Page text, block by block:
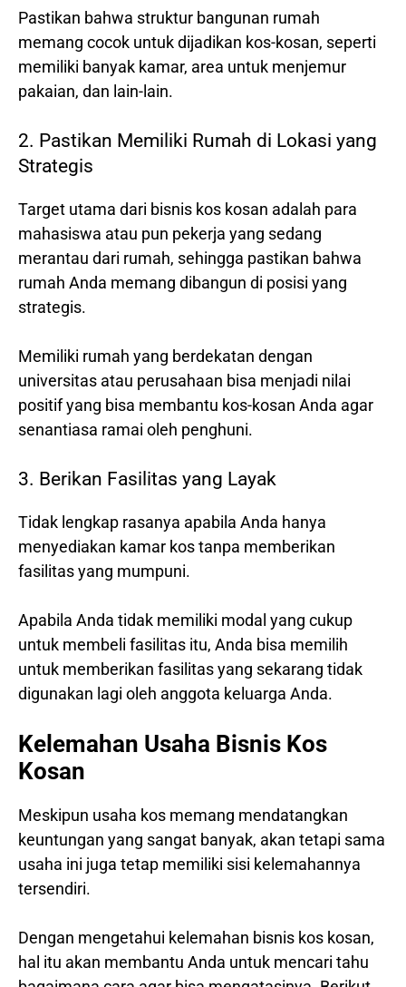
Pastikan bahwa struktur bangunan rumah
memang cocok untuk dijadikan kos-kosan, seperti
memiliki banyak kamar, area untuk menjemur
pakaian, dan lain-lain.
2. Pastikan Memiliki Rumah di Lokasi yang
Strategis
Target utama dari bisnis kos kosan adalah para
mahasiswa atau pun pekerja yang sedang
merantau dari rumah, sehingga pastikan bahwa
rumah Anda memang dibangun di posisi yang
strategis.
Memiliki rumah yang berdekatan dengan
universitas atau perusahaan bisa menjadi nilai
positif yang bisa membantu kos-kosan Anda agar
senantiasa ramai oleh penghuni.
3. Berikan Fasilitas yang Layak
Tidak lengkap rasanya apabila Anda hanya
menyediakan kamar kos tanpa memberikan
fasilitas yang mumpuni.
Apabila Anda tidak memiliki modal yang cukup
untuk membeli fasilitas itu, Anda bisa memilih
untuk memberikan fasilitas yang sekarang tidak
digunakan lagi oleh anggota keluarga Anda.
Kelemahan Usaha Bisnis Kos
Kosan
Meskipun usaha kos memang mendatangkan
keuntungan yang sangat banyak, akan tetapi sama
usaha ini juga tetap memiliki sisi kelemahannya
tersendiri.
Dengan mengetahui kelemahan bisnis kos kosan,
hal itu akan membantu Anda untuk mencari tahu